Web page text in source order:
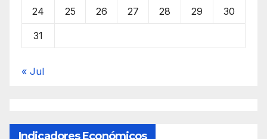
24 25 26 27 28 29 30
31
« Jul
Indicadores Económicos